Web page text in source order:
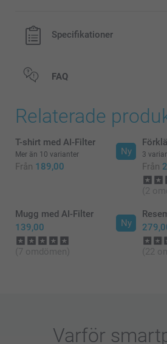
Specifikationer
FAQ
Relaterade
Ny
T-shirt med AI-Filter
Mer än 10 varianter
Från 189,00
3
Från
(2
Ny
Mugg med AI-Filter
139,00
(7 omdömen) (22
Varför